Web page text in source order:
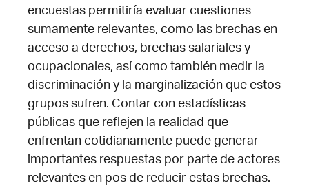
encuestas permitiría evaluar cuestiones
sumamente relevantes, como las brechas en
acceso a derechos, brechas salariales y
ocupacionales, así como también medir la
discriminación y la marginalización que estos
grupos sufren. Contar con estadísticas
públicas que reflejen la realidad que
enfrentan cotidianamente puede generar
importantes respuestas por parte de actores
relevantes en pos de reducir estas brechas.